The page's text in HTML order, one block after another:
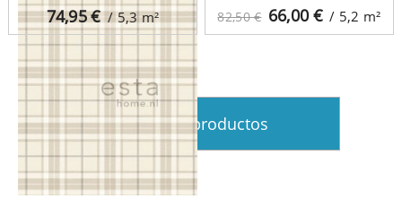
74,95€ / 5,3 m²
82,50 € 66,00€ / 5,2 m²
Ver más productos